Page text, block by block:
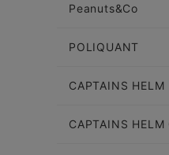
Peanuts&Co
POLIQUANT
CAPTAINS HELM
CAPTAINS HELM